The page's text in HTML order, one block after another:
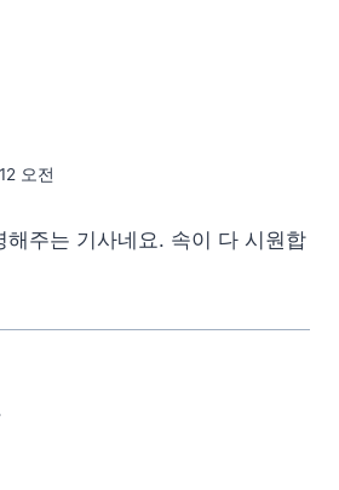
오전
해주는 기사네요. 속이 다 시원합